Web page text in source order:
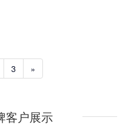
3 »
客户展示